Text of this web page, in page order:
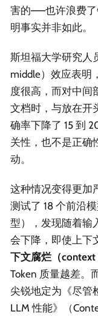
害的——也许浪费
明事实并非如此。
斯坦福大学研究人
middle）效应表明
度很高，而对中间
文档时，与放在开
确率下降了 15 到
关性，也不是正确
动。
这种情况变得更加
测试了 18 个前沿
型），发现随着输
会下降，即使上下
下文腐烂（context
Token 质量越差。
尖锐地定为《尽管
LLM 性能》（